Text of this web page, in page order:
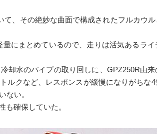
、その絶妙な曲面で構成されたフルカウ
にまとめているので、走りは活気あるラ
却水のパイプの取り回しに、GPZ250R由
ルクなど、レスポンスが緩慢になりがちな
ない。
も確保していた。